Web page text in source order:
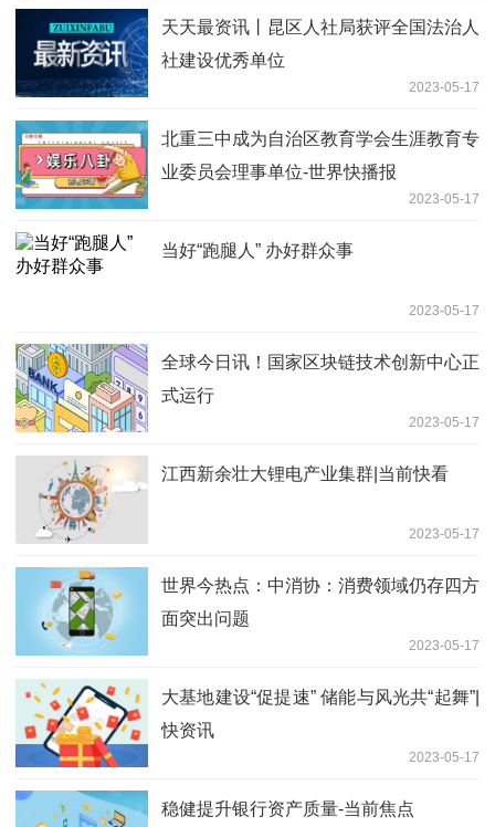
天天最资讯丨昆区人社局获评全国法治人
社建设优秀单位
2023-05-17
北重三中成为自治区教育学会生涯教育专
业委员会理事单位-世界快播报
2023-05-17
当好“跑腿人” 办好群众事
2023-05-17
全球今日讯！国家区块链技术创新中心正
式运行
2023-05-17
江西新余壮大锂电产业集群|当前快看
2023-05-17
世界今热点：中消协：消费领域仍存四方
面突出问题
2023-05-17
大基地建设“促提速” 储能与风光共“起舞”|
快资讯
2023-05-17
稳健提升银行资产质量-当前焦点